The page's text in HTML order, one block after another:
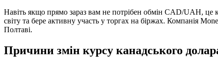
Навіть якщо прямо зараз вам не потрібен обмін CAD/UAH,
світу та бере активну участь у торгах на біржах. Компанія
Полтаві.
Причини змін курсу канадського